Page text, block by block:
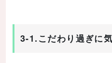
3-1.こだわり過ぎに